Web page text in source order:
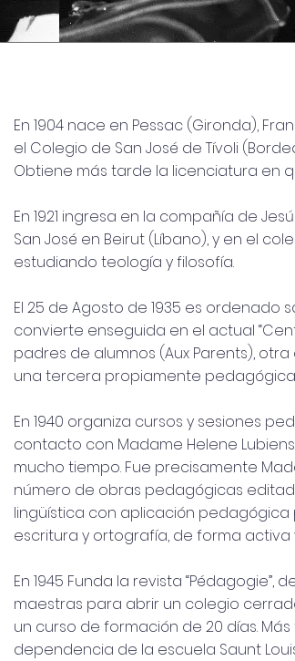
En 1904 nace en Pessac (Gironda),
el Colegio de San José de Tívoli
Obtiene más tarde la licenciatura en
En 1921 ingresa en la compañía de
San José en Beirut (Líbano), y en el
estudiando teología y filosofía.
El 25 de Agosto de 1935 es ordenado
convierte enseguida en el actual
padres de alumnos (Aux Parents),
una tercera propiamente
En 1940 organiza cursos y sesiones
contacto con Madame Helene
mucho tiempo. Fue precisamente
número de obras pedagógicas
lingüística con aplicación pedagógica
escritura y ortografía, de forma activa
En 1945 Funda la revista
maestras para abrir un colegio
un curso de formación de 20 días.
dependencia de la escuela Saunt